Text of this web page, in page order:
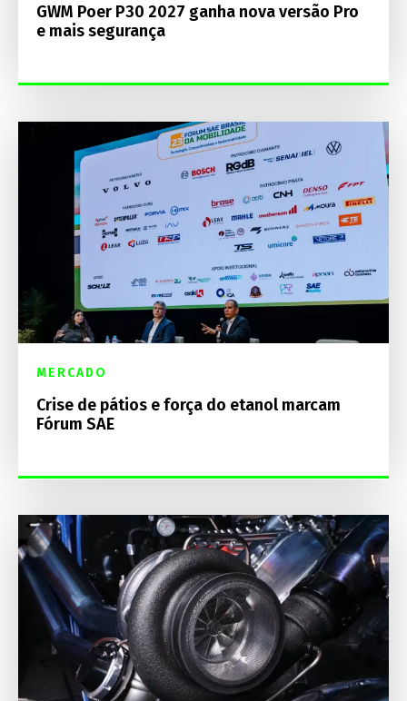
GWM Poer P30 2027 ganha nova versão Pro
e mais segurança
MERCADO
Crise de pátios e força do etanol marcam
Fórum SAE